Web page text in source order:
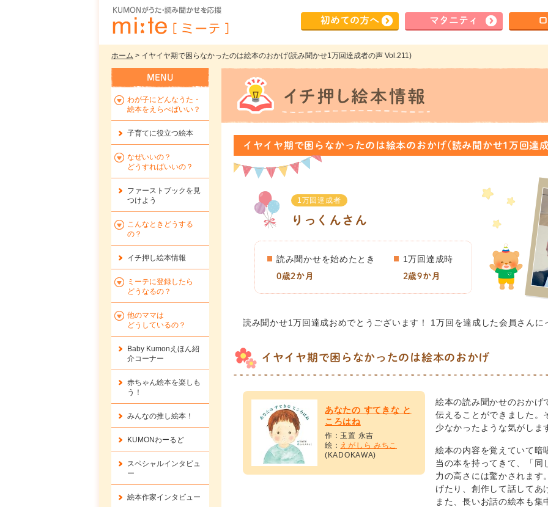
初めての方へ マタ ニティ
ホーム > イヤイヤ期で困らなかったのは絵本のおかげ(読み聞かせ1万回達成者の声 Vol.211)
イヤイヤ期で困らなかったのは絵本のおかげ(読み聞かせ1万回達
1万回達成者
りっくんさん
読み聞かせを始めたとき
0歳2か月
1万回達成時
2歳9か月
読み聞かせ1万回達成おめでとうございます！ 1万回を達成した会員さんに
イヤイヤ期で困らなかったのは絵本のおかげ
あなたの すてきな と
ころはね
作：玉置 永吉
絵： えがしら みちこ
(KADOKAWA)
絵本の読み聞かせのおかげ
伝えることができました。
少なかったような気がしま
絵本の内容を覚えていて暗
当の本を持ってきて、「同
力の高さには驚かされます
げたり、創作して話してあ
また、長いお話の絵本も
わが子にどんなうた・
絵本をえらべばいい？
子育てに役立つ絵本
なぜいいの？
どうすればいいの？
ファーストブックを 見
つけよう
こんなときどうする
の？
イチ押し絵本情報
ミーテに登録したら
どうなるの？
他のママは
どうしているの？
Baby Kumonえほん紹
介コーナー
赤ちゃん絵本を楽しも
う！
みんなの推し絵本！
KUMONわーるど
スペシャルインタビュ
ー
絵本作家インタビュー